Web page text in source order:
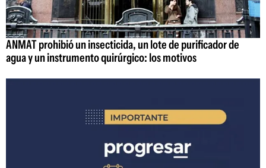
ANMAT prohibió un insecticida, un lote de purificador de
agua y un instrumento quirúrgico: los motivos